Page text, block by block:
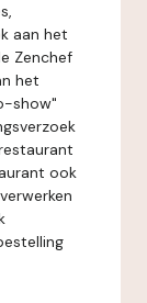
aan het
Zenchef
het
show"
ook